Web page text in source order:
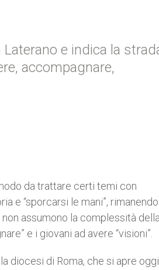
e indica la
accompagnare,
da trattare certi temi con
e “sporcarsi le mani”,
assumono la complessità della
e i giovani ad avere “visioni”.
diocesi di Roma, che si apre oggi